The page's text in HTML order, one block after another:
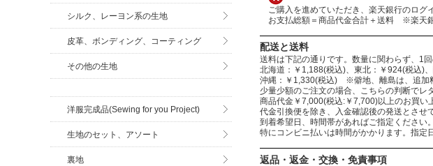
ご購入を進めていただき、楽天銀行のログ
お支払総額＝商品代金合計＋送料 ※楽天銀
配送と送料
送料は下記の通りです。数量に関わらず、1
北海道：￥1,188(税込)、東北：￥924(税込)
沖縄：￥1,330(税込) ※僻地、離島は、追加
少量少額のご注文の場合、こちらの判断でレ
商品代金￥7,000(税込:￥7,700)以上のお買い
代金引換便を除き、入金確認後の発送とさせ
到着希望日、時間帯があればご指定ください
特にコンビニ払いは時間がかかります。指定
返品・返金・交換・免責事項
シルク、レーヨン系の生地
皮革、ボンディング、コーティング
その他の生地
洋服完成品(Sewing for you Project)
生地のセット、アソート
裏地